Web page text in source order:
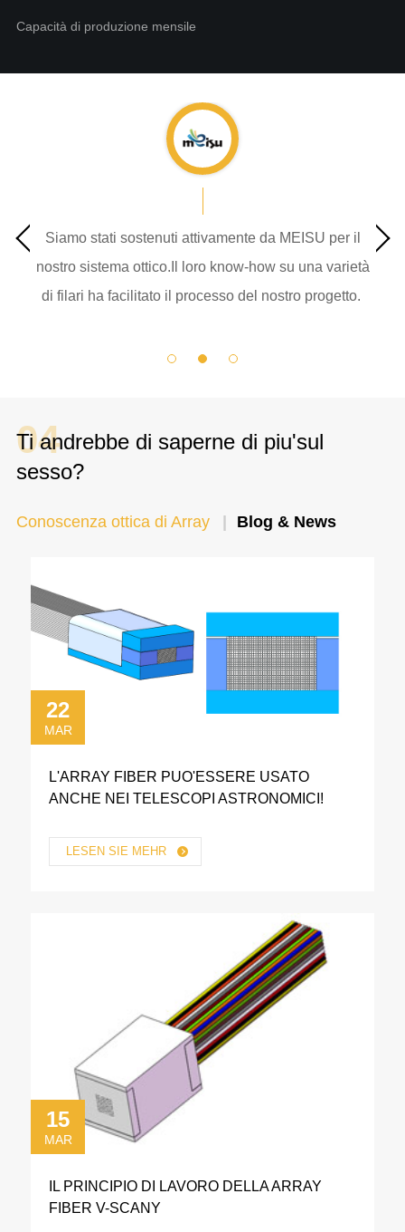
Capacità di produzione mensile
Siamo stati sostenuti attivamente da MEISU per il
nostro sistema ottico.Il loro know-how su una varietà
di filari ha facilitato il processo del nostro progetto.
Ti andrebbe di saperne di piu'sul
sesso?
04
Conoscenza ottica di Array Blog & News
22
MAR
L'ARRAY FIBER PUO'ESSERE USATO
ANCHE NEI TELESCOPI ASTRONOMICI!
LESEN SIE MEHR
15
MAR
IL PRINCIPIO DI LAVORO DELLA ARRAY
FIBER V-SCANY